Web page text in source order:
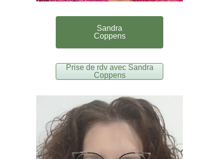
Sandra
Coppens
Prise de rdv avec Sandra
Coppens